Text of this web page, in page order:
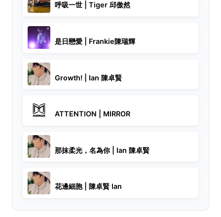
呼吸一世 | Tiger 邱傲然
是日戀愛 | Frankie陳瑞輝
Growth! | Ian 陳卓賢
ATTENTION | MIRROR
那抹柔光，名為你 | Ian 陳卓賢
花邊細胞 | 陳卓賢 Ian